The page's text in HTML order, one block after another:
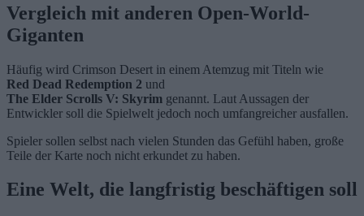
Vergleich mit anderen Open-World-
Giganten
Häufig wird Crimson Desert in einem Atemzug mit Titeln wie
Red Dead Redemption 2 und
The Elder Scrolls V: Skyrim genannt. Laut Aussagen der
Entwickler soll die Spielwelt jedoch noch umfangreicher ausfallen.
Spieler sollen selbst nach vielen Stunden das Gefühl haben, große
Teile der Karte noch nicht erkundet zu haben.
Eine Welt, die langfristig beschäftigen soll